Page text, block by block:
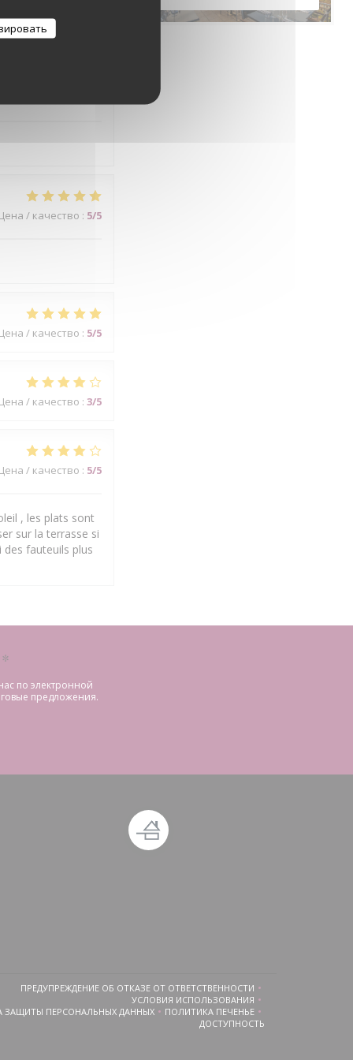
/ качество : 5/5
/ качество : 5/5
/ качество : 3/5
/ качество : 5/5
, les plats sont
sur la terrasse si
des fauteuils plus
*
по электронной
предложения.
окне))
в новом окне))
ПРЕДУПРЕЖДЕНИЕ ОБ ОТКАЗЕ ОТ ОТВЕТСТВЕННОСТИ
((ОТКРЫВАЕТСЯ В НОВОМ ОКНЕ))
УСЛОВИЯ ИСПОЛЬЗОВАНИЯ((ОТКРЫВАЕТСЯ В НОВОМ ОКНЕ))
ЗАЩИТЫ ПЕРСОНАЛЬНЫХ ДАННЫХ
((ОТКРЫВАЕТСЯ В НОВОМ ОКНЕ))ПОЛИТИКА ПЕЧЕНЬЕ((ОТКРЫВАЕТСЯ В НОВОМ
ДОСТУПНОСТЬ((ОТКРЫВАЕТСЯ В НОВОМ